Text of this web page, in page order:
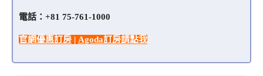
電話： +81 75-761-1000
官網優惠訂房 | Agoda訂房請點我